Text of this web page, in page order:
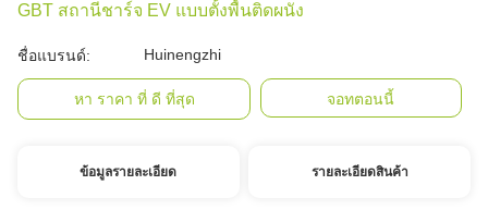
GBT สถานีชาร์จ EV แบบตั้งพื้นติดผนัง
ชื่อแบรนด์: Huinengzhi
หา ราคา ที่ ดี ที่สุด จอทตอนนี้
ข้อมูลรายละเอียด รายละเอียดสินค้า